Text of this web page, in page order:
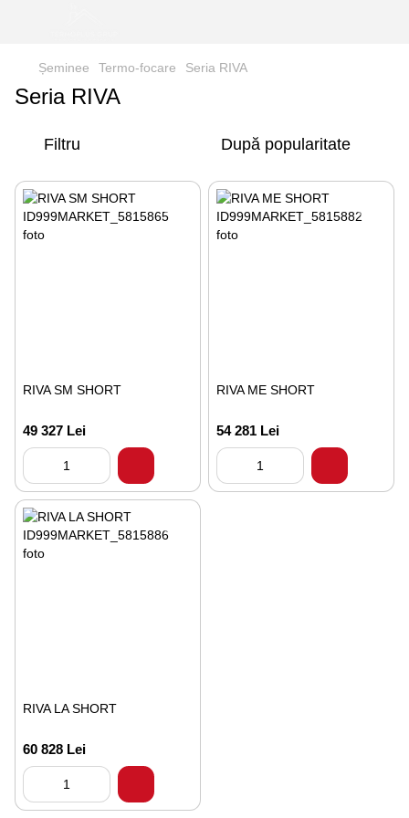
Șeminee Termo-focare Seria RIVA
Seria RIVA
Filtru După popularitate
RIVA SM SHORT
49 327 Lei
RIVA ME SHORT
54 281 Lei
RIVA LA SHORT
60 828 Lei